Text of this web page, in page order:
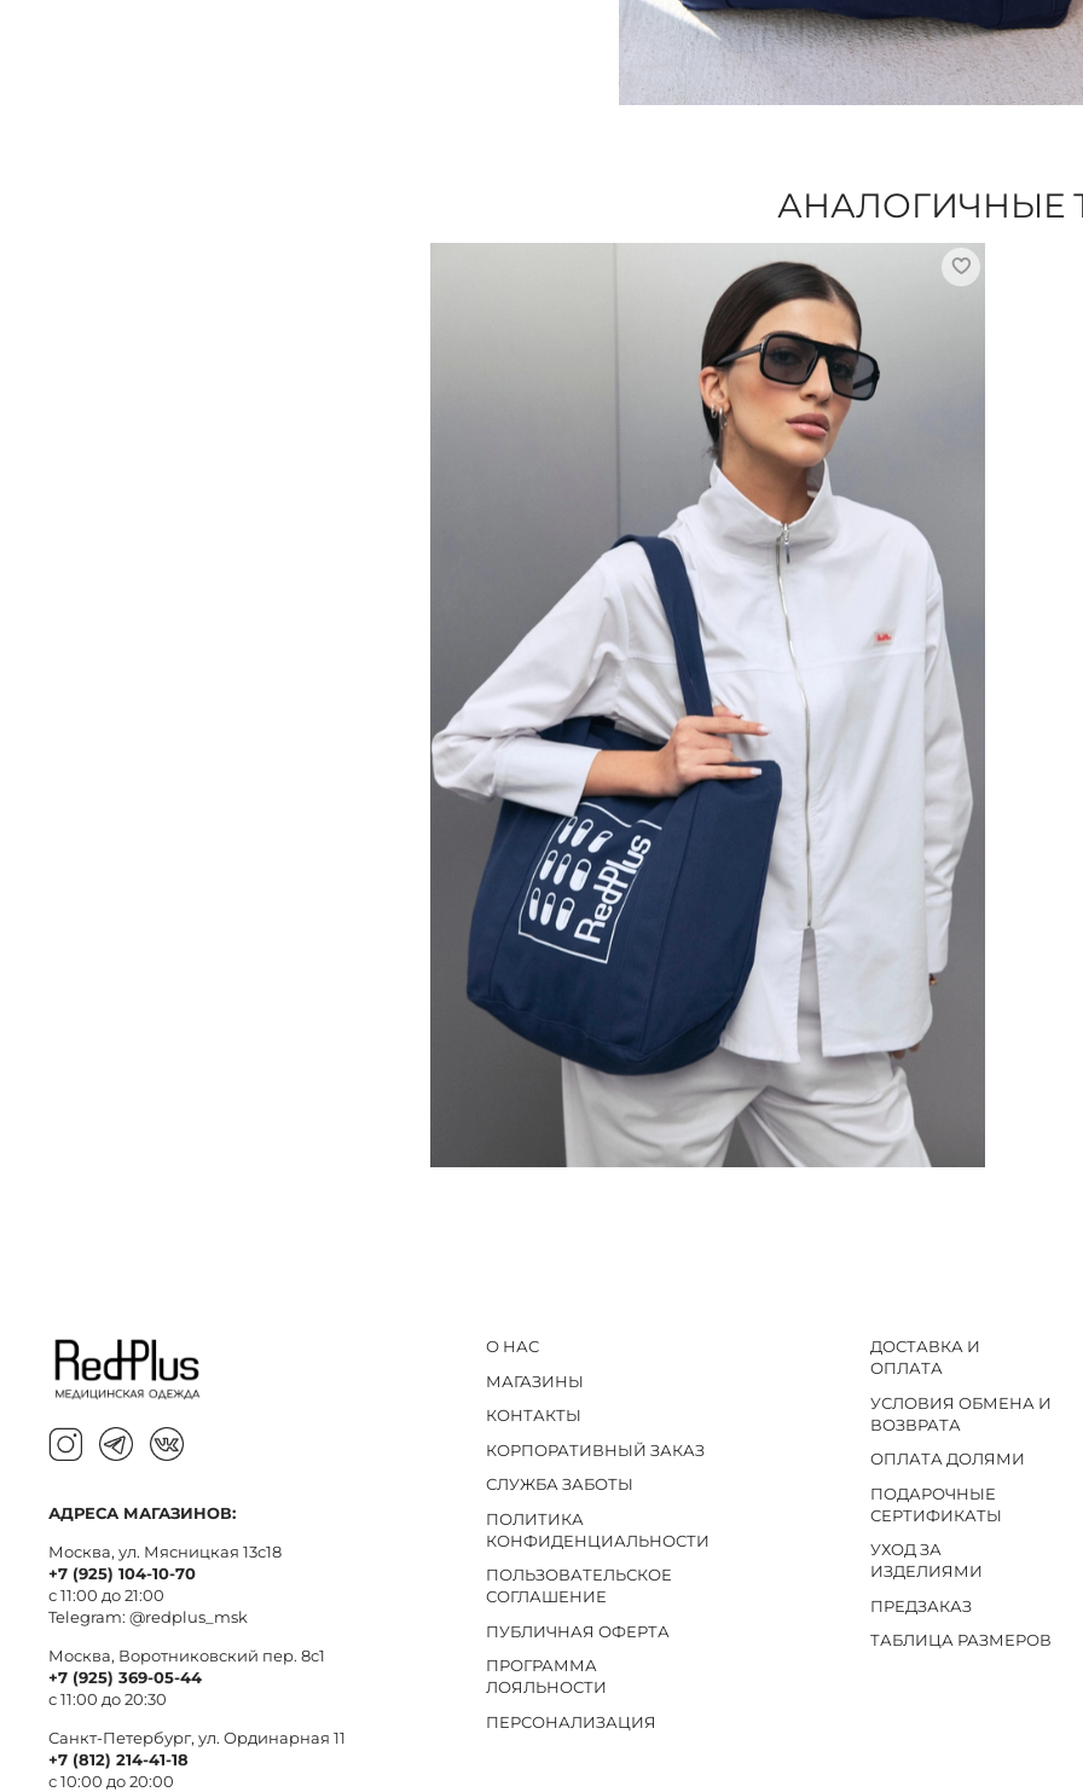
АНАЛОГИЧНЫЕ
О НАС
МАГАЗИНЫ
КОНТАКТЫ
КОРПОРАТИВНЫЙ ЗАКАЗ
СЛУЖБА ЗАБОТЫ
ПОЛИТИКА
КОНФИДЕНЦИАЛЬНОСТИ
ПОЛЬЗОВАТЕЛЬСКОЕ
СОГЛАШЕНИЕ
ПУБЛИЧНАЯ ОФЕРТА
ПРОГРАММА
ЛОЯЛЬНОСТИ
ПЕРСОНАЛИЗАЦИЯ
ДОСТАВКА И
ОПЛАТА
УСЛОВИЯ ОБМЕНА И
ВОЗВРАТА
ОПЛАТА ДОЛЯМИ
ПОДАРОЧНЫЕ
СЕРТИФИКАТЫ
УХОД ЗА
ИЗДЕЛИЯМИ
ПРЕДЗАКАЗ
ТАБЛИЦА РАЗМЕРОВ
АДРЕСА МАГАЗИНОВ:
Москва, ул. Мясницкая 13с18
+7 (925) 104-10-70
с 11:00 до 21:00
Telegram: @redplus_msk
Москва, Воротниковский пер. 8c1
+7 (925) 369-05-44
с 11:00 до 20:30
Санкт-Петербург, ул. Ординарная 11
+7 (812) 214-41-18
с 10:00 до 20:00